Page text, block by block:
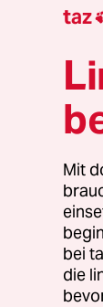
Schon
In
Helena
sind Sie
C.
taz
Mit
bei
die